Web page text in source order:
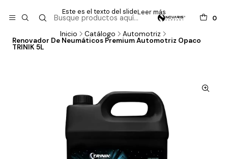
0
Este es el texto del slideLeer más
Inicio Catálogo Automotriz
Renovador De Neumáticos Premium Automotriz Opaco
TRINIK 5L